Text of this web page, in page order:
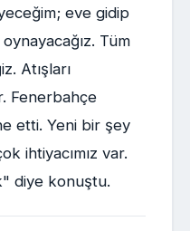
eve gidip
Tüm
Atışları
Fenerbahçe
etti. Yeni bir şey
ihtiyacımız var.
diye konuştu.